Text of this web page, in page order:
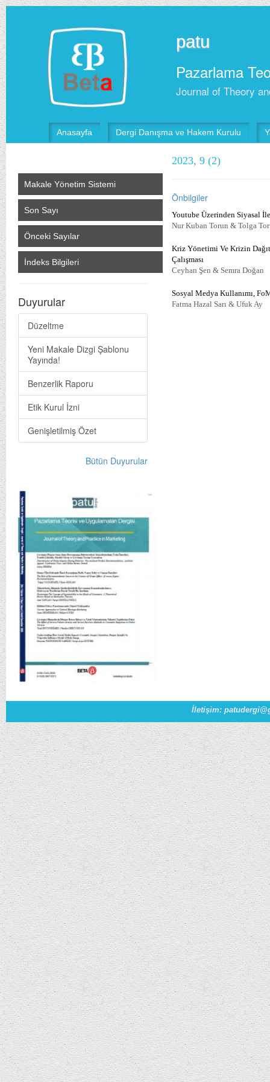
patu
Pazarlama
Journal of Theory
Anasayfa Dergi Danışma ve Hakem Kurulu
Makale Yönetim Sistemi
Son Sayı
Önceki Sayılar
İndeks Bilgileri
Duyurular
Düzeltme
Yeni Makale Dizgi Şablonu
Yayında!
Benzerlik Raporu
Etik Kurul İzni
Genişletilmiş Özet
Bütün Duyurular
2023, 9 (2)
Önbilgiler
Youtube Üzerinden Siyasal
Nur Kuban Torun & Tolga
Kriz Yönetimi Ve Krizin
Çalışması
Ceyhan Şen & Semra Doğan
Sosyal Medya Kullanımı,
Fatma Hazal Sarı & Ufuk Ay
İletişim: